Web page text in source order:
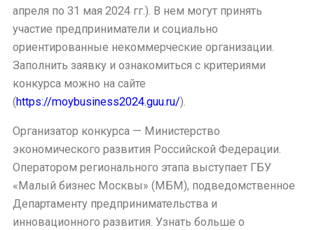
апреля по 31 мая 2024 гг.). В нем могут принять
участие предприниматели и социально
ориентированные некоммерческие организации.
Заполнить заявку и ознакомиться с критериями
конкурса можно на сайте
(https://moybusiness2024.guu.ru/).
Организатор конкурса — Министерство
экономического развития Российской Федерации.
Оператором регионального этапа выступает ГБУ
«Малый бизнес Москвы» (МБМ), подведомственное
Департаменту предпринимательства и
инновационного развития. Узнать больше о